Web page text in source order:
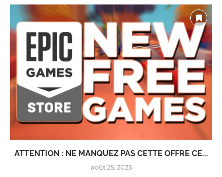
ATTENTION : NE MANQUEZ PAS CETTE OFFRE CE...
août 25, 2025